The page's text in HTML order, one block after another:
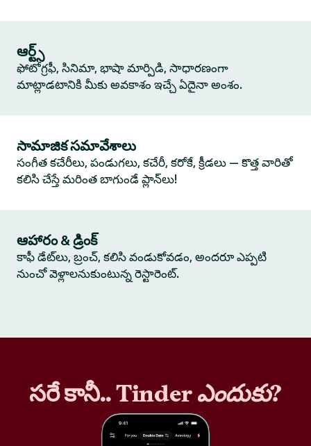
ఆర్ట్స్
ఫోటోగ్రఫీ, సినిమా, భాషా మార్పిడి, సాధారణంగా
మాట్లాడటానికి మీకు అవకాశం ఇచ్చే ఏదైనా అంశం.
సామాజిక సమావేశాలు
సంగీత కచేరీలు, పండుగలు, కచేరీ, కరోకే, క్రీడలు — కొత్త వారితో
కలిసి చేస్తే మరింత బాగుండే ప్లాన్‌లు!
ఆహారం & డ్రింక్
కాఫీ డేట్‌లు, బ్రంచ్, కలిసి వండుకోవడం, అందరూ ఎప్పటి
నుంచో వెళ్లాలనుకుంటున్న రెస్టారెంట్.
సరే కానీ.. Tinderఎందుకు?